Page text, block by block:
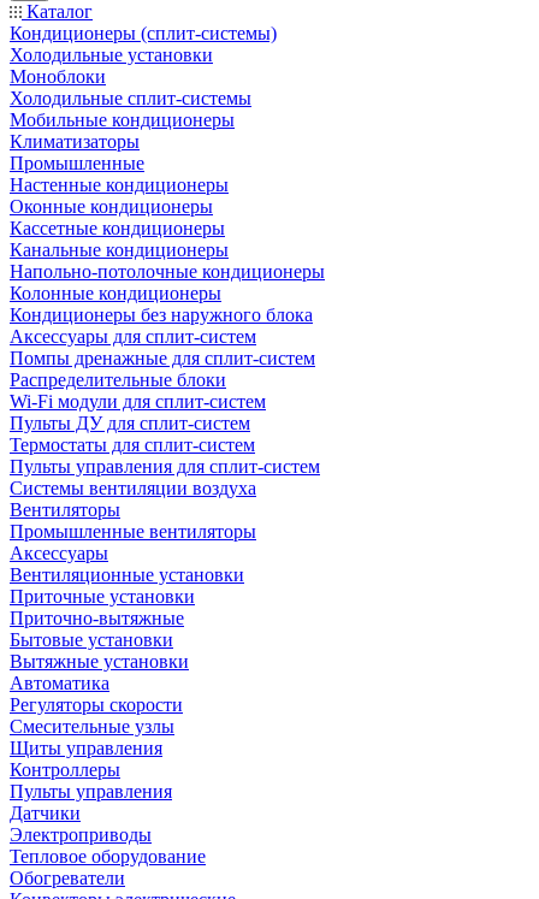
Каталог
Кондиционеры (сплит-системы)
Холодильные установки
Моноблоки
Холодильные сплит-системы
Мобильные кондиционеры
Климатизаторы
Промышленные
Настенные кондиционеры
Оконные кондиционеры
Кассетные кондиционеры
Канальные кондиционеры
Напольно-потолочные кондиционеры
Колонные кондиционеры
Кондиционеры без наружного блока
Аксессуары для сплит-систем
Помпы дренажные для сплит-систем
Распределительные блоки
Wi-Fi модули для сплит-систем
Пульты ДУ для сплит-систем
Термостаты для сплит-систем
Пульты управления для сплит-систем
Системы вентиляции воздуха
Вентиляторы
Промышленные вентиляторы
Аксессуары
Вентиляционные установки
Приточные установки
Приточно-вытяжные
Бытовые установки
Вытяжные установки
Автоматика
Регуляторы скорости
Смесительные узлы
Щиты управления
Контроллеры
Пульты управления
Датчики
Электроприводы
Тепловое оборудование
Обогреватели